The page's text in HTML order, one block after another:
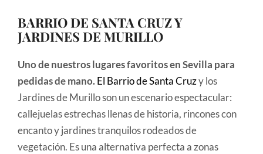
BARRIO DE SANTA CRUZ Y
JARDINES DE MURILLO
Uno de nuestros lugares favoritos en Sevilla para
pedidas de mano.El Barrio de Santa Cruzy los
Jardines de Murillo son un escenario espectacular:
callejuelas estrechas llenas de historia, rincones con
encanto y jardines tranquilos rodeados de
vegetación. Es una alternativa perfecta a zonas